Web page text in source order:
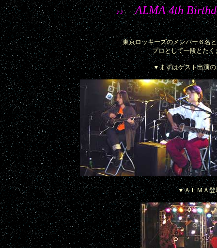
♪♪ALMA 4th
東京ロッキーズのメンバー６名
プロとして一段とた
▼まずはゲスト出演の
▼ＡＬＭＡ登